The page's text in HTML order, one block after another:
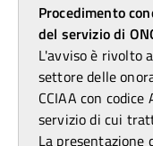
Procedimento
del servizio di
L'avviso è rivolto
settore delle
CCIAA con codice
servizio di cui
La presentazione